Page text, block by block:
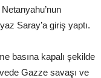
Saray’a giriş yaptı.
basına kapalı şekilde
Gazze savaşı ve